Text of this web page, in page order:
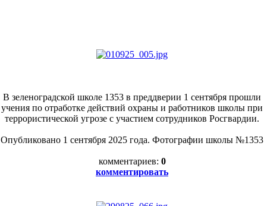
В зеленоградской школе 1353 в преддверии 1 сентября прошли
учения по отработке действий охраны и работников школы при
террористической угрозе с участием сотрудников Росгвардии.
Опубликовано 1 сентября 2025 года. Фотографии школы №1353
комментариев: 0
комментировать